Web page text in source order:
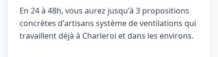
En 24 à 48h, vous aurez jusqu'à 3 propositions
concrètes d'artisans système de ventilations qui
travaillent déjà à Charleroi et dans les environs.